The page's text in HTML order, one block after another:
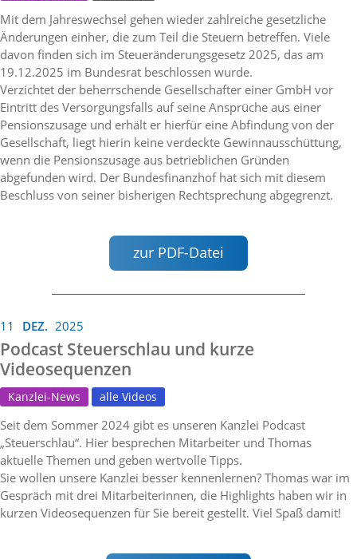
Mit dem Jahreswechsel gehen wieder zahlreiche gesetzliche
Änderungen einher, die zum Teil die Steuern betreffen. Viele
davon finden sich im Steueränderungsgesetz 2025, das am
19.12.2025 im Bundesrat beschlossen wurde.
Verzichtet der beherrschende Gesellschafter einer GmbH vor
Eintritt des Versorgungsfalls auf seine Ansprüche aus einer
Pensionszusage und erhält er hierfür eine Abfindung von der
Gesellschaft, liegt hierin keine verdeckte Gewinnausschüttung,
wenn die Pensionszusage aus betrieblichen Gründen
abgefunden wird. Der Bundesfinanzhof hat sich mit diesem
Beschluss von seiner bisherigen Rechtsprechung abgegrenzt.
zur PDF-Datei
11 DEZ. 2025
Podcast Steuerschlau und kurze
Videosequenzen
Kanzlei-News alle Videos
Seit dem Sommer 2024 gibt es unseren Kanzlei Podcast
„Steuerschlau“. Hier besprechen Mitarbeiter und Thomas
aktuelle Themen und geben wertvolle Tipps.
Sie wollen unsere Kanzlei besser kennenlernen? Thomas war im
Gespräch mit drei Mitarbeiterinnen, die Highlights haben wir in
kurzen Videosequenzen für Sie bereit gestellt. Viel Spaß damit!